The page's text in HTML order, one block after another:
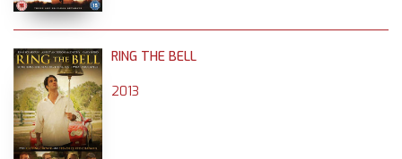
RING THE BELL
2013